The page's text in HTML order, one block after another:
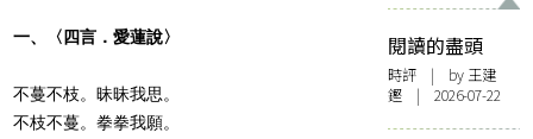
一、〈四言．愛蓮說〉
不蔓不枝。昧昧我思。
不枝不蔓。拳拳我願。
閱讀的盡頭
時評 | by 王建
鏗 | 2026-07-22